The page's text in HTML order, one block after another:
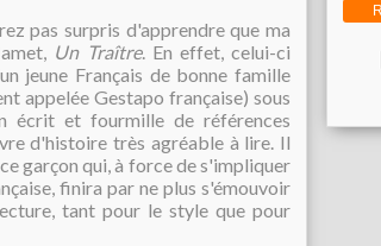
pas surpris d'apprendre que ma
Un Traître. En effet, celui-ci
jeune Français de bonne famille
appelée Gestapo française) sous
écrit et fourmille de références
d'histoire très agréable à lire. Il
garçon qui, à force de s'impliquer
finira par ne plus s'émouvoir
tant pour le style que pour